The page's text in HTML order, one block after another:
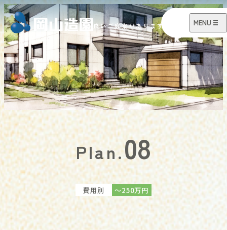
Plan.08
費用別